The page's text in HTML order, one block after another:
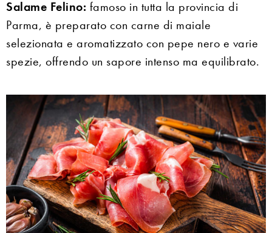
Salame Felino: famoso in tutta la provincia di
Parma, è preparato con carne di maiale
selezionata e aromatizzato con pepe nero e varie
spezie, offrendo un sapore intenso ma equilibrato.